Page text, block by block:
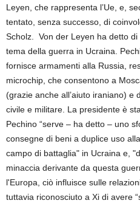
Leyen, che rappresenta l’Ue, e,
tentato, senza successo, di
Scholz. Von der Leyen ha detto
tema della guerra in Ucraina.
fornisce armamenti alla Russia,
microchip, che consentono a
(grazie anche all’aiuto iraniano) e
civile e militare. La presidente è
Pechino “serve – ha detto – uno
consegne di beni a duplice uso
campo di battaglia" in Ucraina e,
minaccia derivante da questa
l'Europa, ciò influisce sulle
tuttavia riconosciuto a Xi di avere